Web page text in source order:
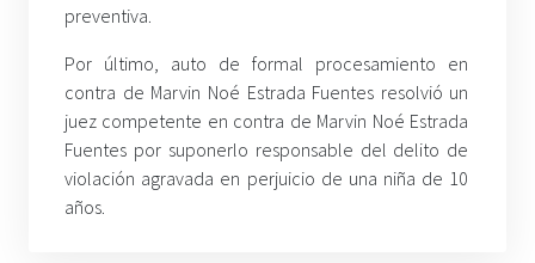
preventiva.
Por último, auto de formal procesamiento en
contra de Marvin Noé Estrada Fuentes resolvió un
juez competente en contra de Marvin Noé Estrada
Fuentes por suponerlo responsable del delito de
violación agravada en perjuicio de una niña de 10
años.